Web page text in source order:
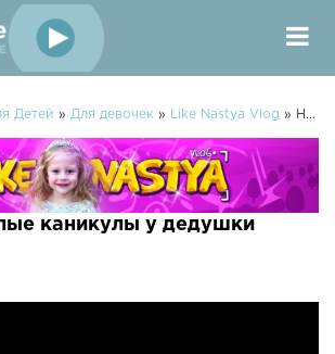
Детей » Для девочек » Like Nastya Vlog » Настя и весёлые каникулы у дедушки
каникулы у дедушки